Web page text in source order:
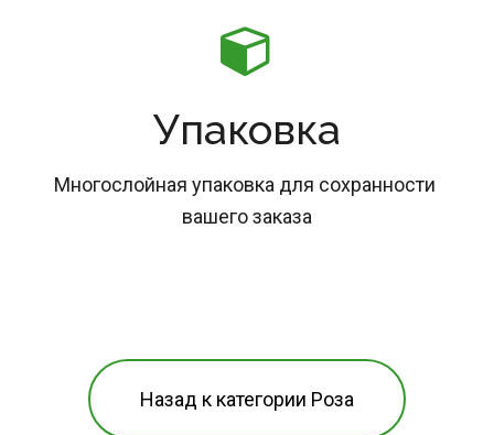
Упаковка
Многослойная упаковка для сохранности
вашего заказа
Назад к категории Роза